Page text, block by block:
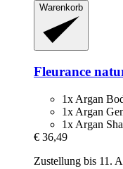
Warenkorb
Fleurance
1x Argan
1x Argan
1x Argan
€ 36,49
Zustellung bis 11.